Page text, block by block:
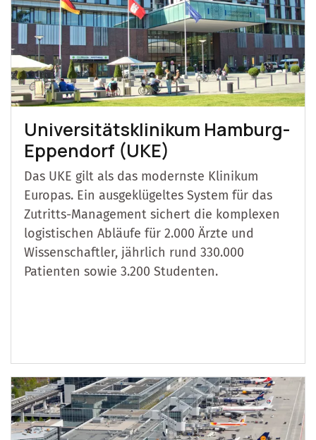
Universitätsklinikum Hamburg-
Eppendorf (UKE)
Das UKE gilt als das modernste Klinikum
Europas. Ein ausgeklügeltes System für das
Zutritts-Management sichert die komplexen
logistischen Abläufe für 2.000 Ärzte und
Wissenschaftler, jährlich rund 330.000
Patienten sowie 3.200 Studenten.